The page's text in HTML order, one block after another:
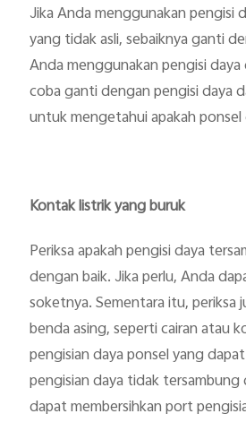
Jika Anda menggunakan pengisi
yang tidak asli, sebaiknya ganti
Anda menggunakan pengisi daya
coba ganti dengan pengisi daya
untuk mengetahui apakah
Kontak listrik yang buruk
Periksa apakah pengisi daya
dengan baik. Jika perlu, Anda
soketnya. Sementara itu, periksa
benda asing, seperti cairan atau
pengisian daya ponsel yang
pengisian daya tidak tersambung
dapat membersihkan port